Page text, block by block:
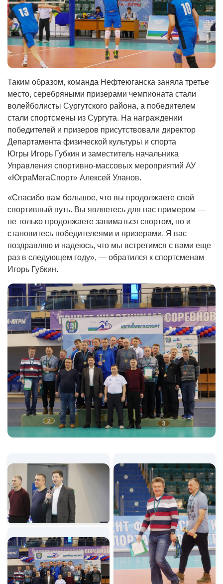
Таким образом, команда Нефтеюганска заняла третье
место, серебряными призерами чемпионата стали
волейболисты Сургутского района, а победителем
стали спортсмены из Сургута. На награждении
победителей и призеров присутствовали директор
Департамента физической культуры и спорта
Югры Игорь Губкин и заместитель начальника
Управления спортивно-массовых мероприятий АУ
«ЮграМегаСпорт» Алексей Уланов.
«Спасибо вам большое, что вы продолжаете свой
спортивный путь. Вы являетесь для нас примером —
не только продолжаете заниматься спортом, но и
становитесь победителеями и призерами. Я вас
поздравляю и надеюсь, что мы встретимся с вами еще
раз в следующем году», — обратился к спортсменам
Игорь Губкин.